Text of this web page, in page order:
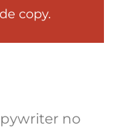
copy.
no